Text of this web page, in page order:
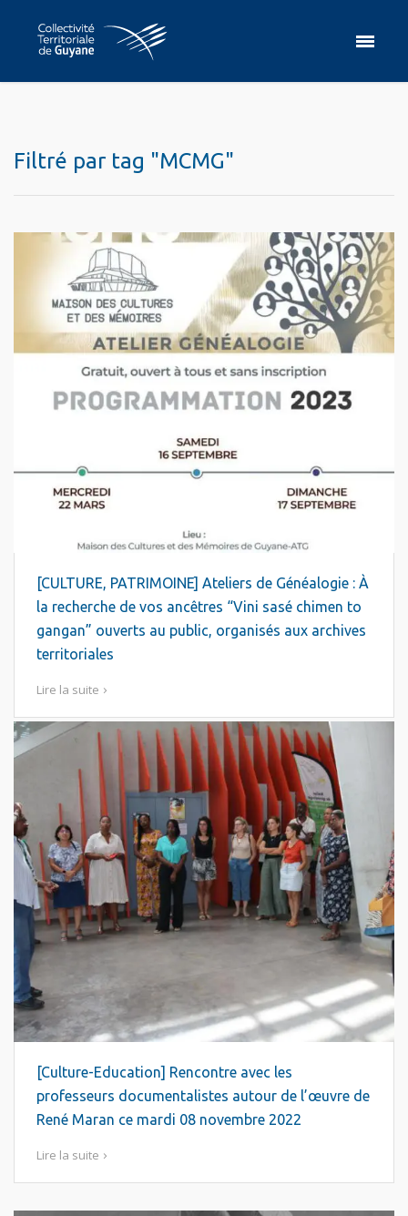
Filtré par tag "MCMG"
[CULTURE, PATRIMOINE] Ateliers de Généalogie : À
la recherche de vos ancêtres “Vini sasé chimen to
gangan” ouverts au public, organisés aux archives
territoriales
Lire la suite
[Culture-Education] Rencontre avec les
professeurs documentalistes autour de l’œuvre de
René Maran ce mardi 08 novembre 2022
Lire la suite